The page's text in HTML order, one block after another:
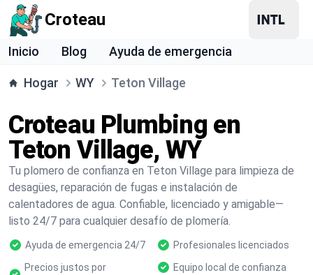
Croteau
Inicio Blog Ayuda de emergencia
Hogar WY Teton Village
Croteau Plumbing en
Teton Village, WY
Tu plomero de confianza en Teton Village para limpieza de
desagües, reparación de fugas e instalación de
calentadores de agua. Confiable, licenciado y amigable—
listo 24/7 para cualquier desafío de plomería.
Ayuda de emergencia 24/7
Profesionales licenciados
Precios justos por
Equipo local de confianza